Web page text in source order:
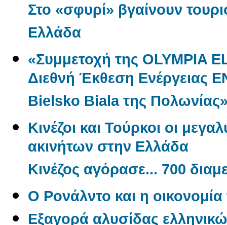
Στο «σφυρί» βγαίνουν
Ελλάδα
«Συμμετοχή της OLYMPIA
Διεθνή Έκθεση Ενέργειας
Bielsko Biala της
Κινέζοι και Τούρκοι οι
ακινήτων στην Ελλάδα
Κινέζος αγόρασε... 700
O Ρονάλντο και η
Εξαγορά αλυσίδας